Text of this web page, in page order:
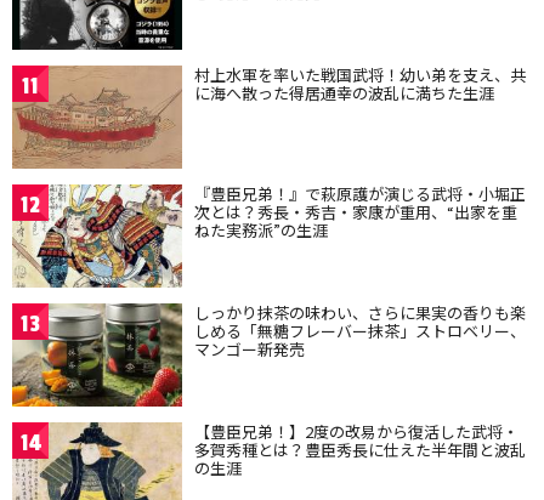
11 村上水軍を率いた戦国武将！幼い弟を支え、共
に海へ散った得居通幸の波乱に満ちた生涯
12 『豊臣兄弟！』で萩原護が演じる武将・小堀正
次とは？秀長・秀吉・家康が重用、“出家を重
ねた実務派”の生涯
13 しっかり抹茶の味わい、さらに果実の香りも楽
しめる「無糖フレーバー抹茶」ストロベリー、
マンゴー新発売
14 【豊臣兄弟！】2度の改易から復活した武将・
多賀秀種とは？豊臣秀長に仕えた半年間と波乱
の生涯